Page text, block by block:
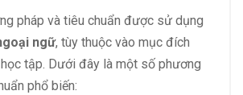
pháp và tiêu chuẩn được sử dụng
ngữ, tùy thuộc vào mục đích
tập. Dưới đây là một số phương
phổ biến: